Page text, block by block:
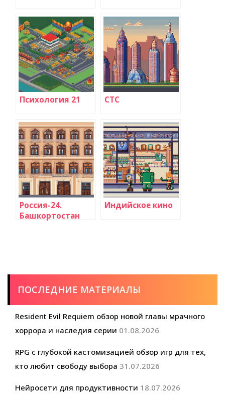
Психология 21 СТС
Россия-24.
Башкортостан
Индийское кино
ПОСЛЕДНИЕ МАТЕРИАЛЫ
Resident Evil Requiem обзор новой главы мрачного
хоррора и наследия серии 01.08.2026
RPG с глубокой кастомизацией обзор игр для тех,
кто любит свободу выбора 31.07.2026
Нейросети для продуктивности 18.07.2026